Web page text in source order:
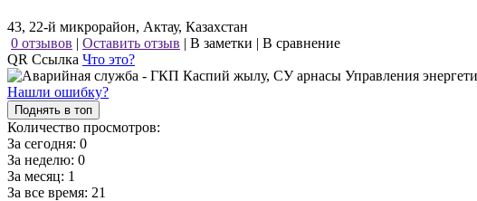
43, 22-й микрорайон, Актау, Казахстан
0 отзывов | Оставить отзыв | В заметки | В сравнение
QR Ссылка Что это?
Нашли ошибку?
Поднять в топ
Количество просмотров:
За сегодня: 0
За неделю: 0
За месяц: 1
За все время: 21